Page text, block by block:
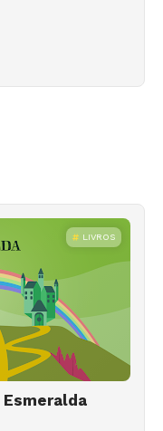
LIVROS